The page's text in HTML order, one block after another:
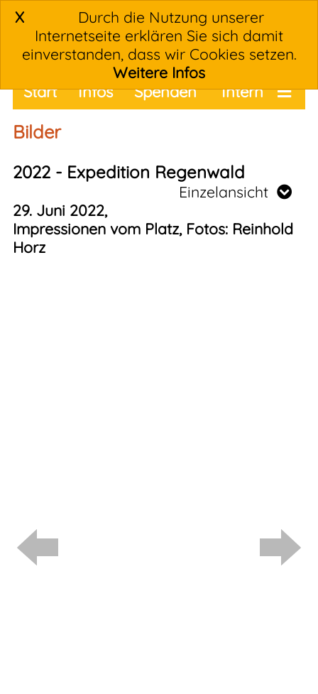
X
Durch die Nutzung unserer
Internetseite erklären Sie sich damit
einverstanden, dass wir Cookies setzen.
Weitere Infos
Intern
Start Infos
Spenden
Termine
Bilder
2022 - Expedition Regenwald
Einzelansicht
29. Juni 2022,
Impressionen vom Platz, Fotos: Reinhold
Horz